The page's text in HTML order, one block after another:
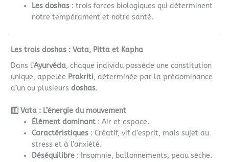
Les doshas : trois forces biologiques qui déterminent
notre tempérament et notre santé.
Les trois doshas : Vata, Pitta et Kapha
Dans l’Ayurvéda, chaque individu possède une constitution
unique, appelée Prakriti, déterminée par la prédominance
d’un ou plusieursdoshas.
1️⃣ Vata : L’énergie du mouvement
Élément dominant : Air et espace.
Caractéristiques : Créatif, vif d’esprit, mais sujet au
stress et à l’anxiété.
Déséquilibre : Insomnie, ballonnements, peau sèche.